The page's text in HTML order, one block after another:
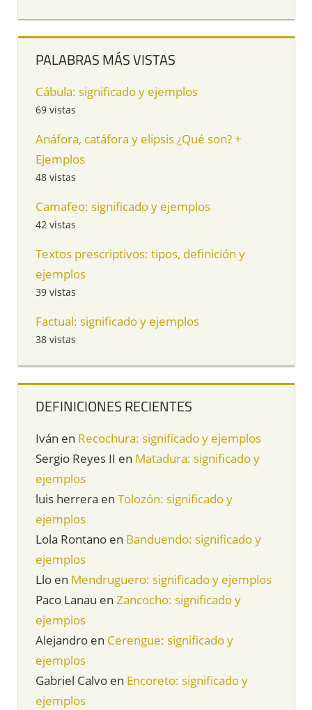
PALABRAS MÁS VISTAS
Cábula: significado y ejemplos
69 vistas
Anáfora, catáfora y elipsis ¿Qué son? +
Ejemplos
48 vistas
Camafeo: significado y ejemplos
42 vistas
Textos prescriptivos: tipos, definición y
ejemplos
39 vistas
Factual: significado y ejemplos
38 vistas
DEFINICIONES RECIENTES
Iván en Recochura: significado y ejemplos
Sergio Reyes II en Matadura: significado y
ejemplos
luis herrera en Tolozón: significado y
ejemplos
Lola Rontano en Banduendo: significado y
ejemplos
Llo en Mendruguero: significado y ejemplos
Paco Lanau en Zancocho: significado y
ejemplos
Alejandro en Cerengue: significado y
ejemplos
Gabriel Calvo en Encoreto: significado y
ejemplos